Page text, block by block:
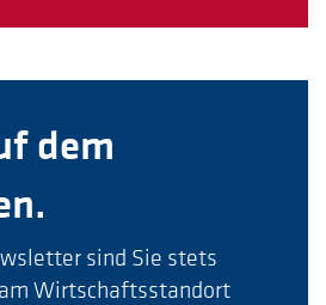
dem
sind Sie stets
Wirtschaftsstandort